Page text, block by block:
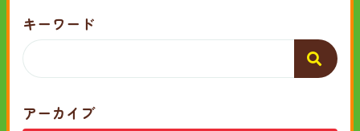
キーワード
アーカイブ